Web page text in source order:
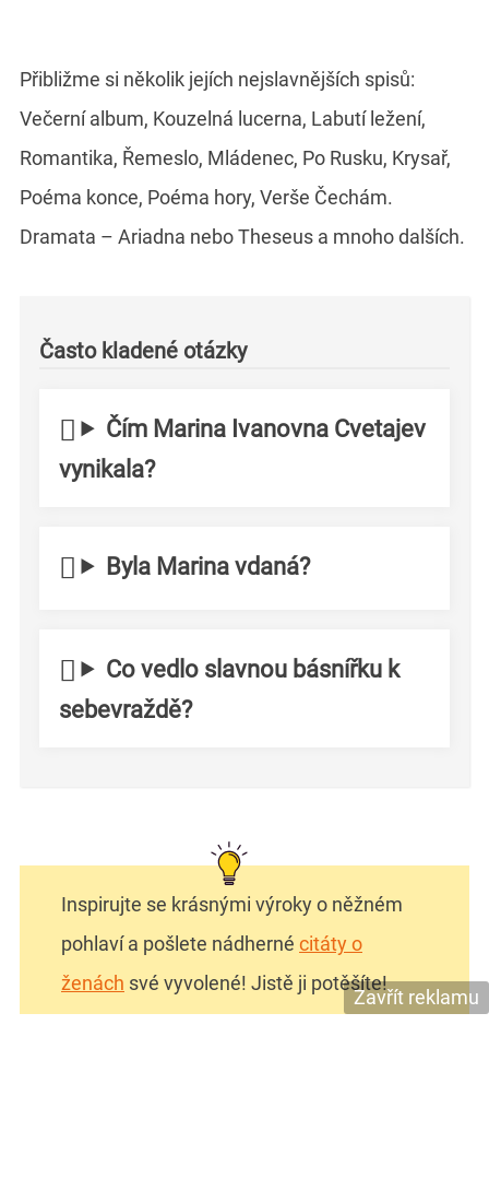
Přibližme si několik jejích nejslavnějších spisů:
Večerní album, Kouzelná lucerna, Labutí ležení,
Romantika, Řemeslo, Mládenec, Po Rusku, Krysař,
Poéma konce, Poéma hory, Verše Čechám.
Dramata – Ariadna nebo Theseus a mnoho dalších.
Často kladené otázky
Čím Marina Ivanovna Cvetajev
vynikala?
Byla Marina vdaná?
Co vedlo slavnou básnířku k
sebevraždě?
Inspirujte se krásnými výroky o něžném
pohlaví a pošlete nádherné citáty o
ženách své vyvolené! Jistě ji potěšíte!
Zavřít reklamu